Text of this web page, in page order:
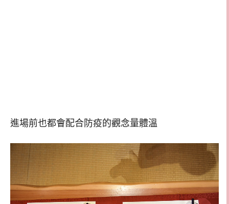
進場前也都會配合防疫的觀念量體溫